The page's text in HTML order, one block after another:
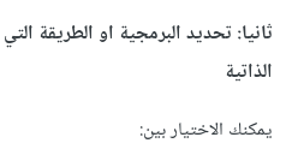
ثانيا: تحديد البرمجية او الطريقة
الذاتية
يمكنك الاختيار بين: